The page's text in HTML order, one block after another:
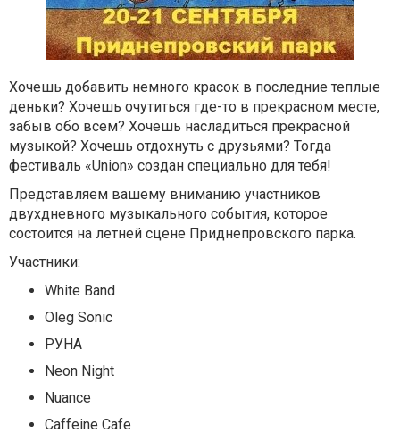
Хочешь добавить немного красок в последние теплые
деньки? Хочешь очутиться где-то в прекрасном месте,
забыв обо всем? Хочешь насладиться прекрасной
музыкой? Хочешь отдохнуть с друзьями? Тогда
фестиваль «Union» создан специально для тебя!
Представляем вашему вниманию участников
двухдневного музыкального события, которое
состоится на летней сцене Приднепровского парка.
Участники:
White Band
Oleg Sonic
РУНА
Neon Night
Nuance
Caffeine Cafe